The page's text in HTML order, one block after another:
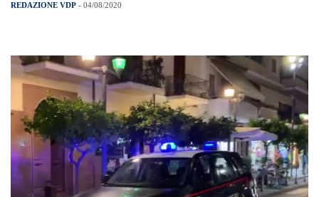
REDAZIONE VDP - 04/08/2020